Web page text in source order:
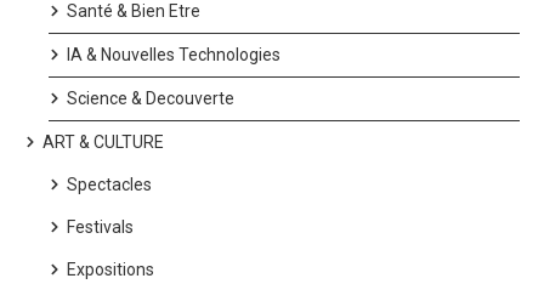
Photos : Pilates.com/Balanced Body/Fitness Time/DR
mouvements
Santé & Bien Etre
IA & Nouvelles Technologies
Science & Decouverte
ART & CULTURE
Spectacles
Festivals
Expositions